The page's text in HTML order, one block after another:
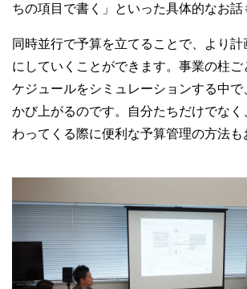
ちの項目で書く」といった具体的なお話
同時並行で予算を立てることで、より
にしていくことができます。事業の柱ご
ケジュールをシミュレーションする中
かび上がるのです。自分たちだけでなく
わってくる際に便利な予算管理の方法も